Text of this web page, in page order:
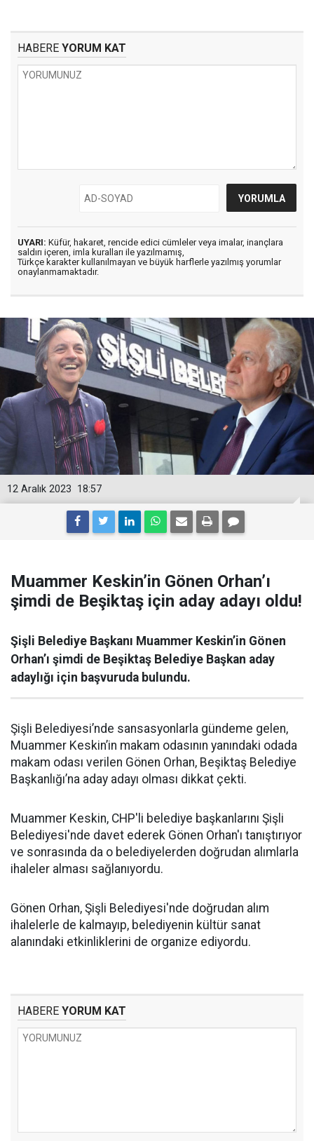
HABERE YORUM KAT
UYARI: Küfür, hakaret, rencide edici cümleler veya imalar, inançlara
saldırı içeren, imla kuralları ile yazılmamış,
Türkçe karakter kullanılmayan ve büyük harflerle yazılmış yorumlar
onaylanmamaktadır.
18:57
12 Aralık 2023
Muammer Keskin’in Gönen Orhan’ı
şimdi de Beşiktaş için aday adayı oldu!
Şişli Belediye Başkanı Muammer Keskin’in Gönen
Orhan’ı şimdi de Beşiktaş Belediye Başkan aday
adaylığı için başvuruda bulundu.
Şişli Belediyesi’nde sansasyonlarla gündeme gelen,
Muammer Keskin’in makam odasının yanındaki odada
makam odası verilen Gönen Orhan, Beşiktaş Belediye
Başkanlığı’na aday adayı olması dikkat çekti.
Muammer Keskin, CHP'li belediye başkanlarını Şişli
Belediyesi'nde davet ederek Gönen Orhan'ı tanıştırıyor
ve sonrasında da o belediyelerden doğrudan alımlarla
ihaleler alması sağlanıyordu.
Gönen Orhan, Şişli Belediyesi'nde doğrudan alım
ihalelerle de kalmayıp, belediyenin kültür sanat
alanındaki etkinliklerini de organize ediyordu.
HABERE YORUM KAT